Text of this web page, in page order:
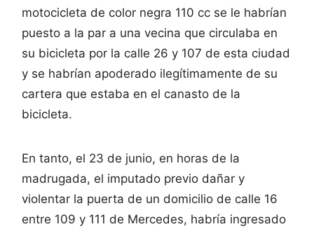
motocicleta de color negra 110 cc se le habrían
puesto a la par a una vecina que circulaba en
su bicicleta por la calle 26 y 107 de esta ciudad
y se habrían apoderado ilegítimamente de su
cartera que estaba en el canasto de la
bicicleta.
En tanto, el 23 de junio, en horas de la
madrugada, el imputado previo dañar y
violentar la puerta de un domicilio de calle 16
entre 109 y 111 de Mercedes, habría ingresado